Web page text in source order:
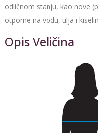
odličnom stanju, kao nove
otporne na vodu, ulja i
Opis Veličina